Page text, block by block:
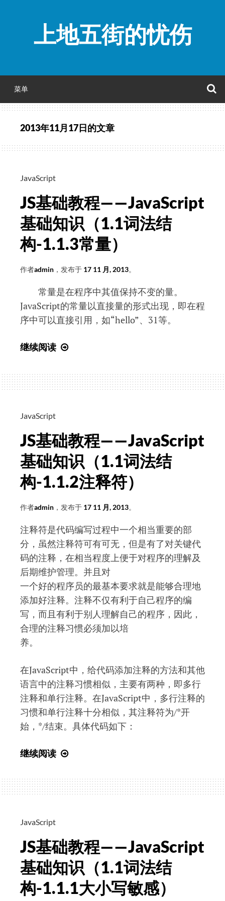
上地五街的忧伤
菜单
2013年11月17日的文章
JavaScript
JS基础教程——JavaScript
基础知识（1.1词法结
构-1.1.3常量）
作者admin ，发布于 17 11 月, 2013。
常量是在程序中其值保持不变的量。
JavaScript的常量以直接量的形式出现，即在程
序中可以直接引用，如“hello”、31等。
继续阅读
础
教
基
础
知
识
词
结
构-1.1.3
常
量）
JavaScript
JS基础教程——JavaScript
基础知识（1.1词法结
构-1.1.2注释符）
作者admin ，发布于 17 11 月, 2013。
注释符是代码编写过程中一个相当重要的部
分，虽然注释符可有可无，但是有了对关键代
码的注释，在相当程度上便于对程序的理解及
后期维护管理。并且对
一个好的程序员的最基本要求就是能够合理地
添加好注释。注释不仅有利于自己程序的编
写，而且有利于别人理解自己的程序，因此，
合理的注释习惯必须加以培
养。
在JavaScript中，给代码添加注释的方法和其他
语言中的注释习惯相似，主要有两种，即多行
注释和单行注释。在JavaScript中，多行注释的
习惯和单行注释十分相似，其注释符为/*开
始，*/结束。具体代码如下：
继续阅读
础
教
基
础
知
识
JavaScript
JS基础教程——JavaScript
基础知识（1.1词法结
构-1.1.1大小写敏感）